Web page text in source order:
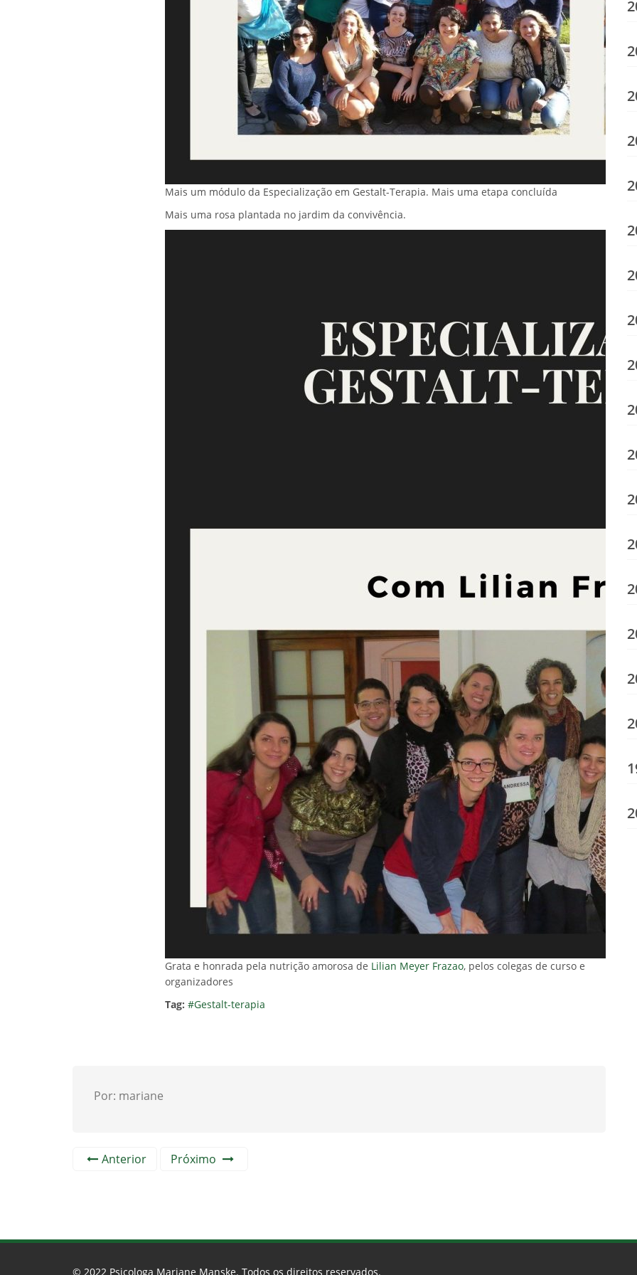
Mais um módulo da Especialização em Gestalt-Terapia. Mais uma etapa concluída
Mais uma rosa plantada no jardim da convivência.
Grata e honrada pela nutrição amorosa de Lilian Meyer Frazao, pelos colegas de curso e
organizadores
Tag: #Gestalt-terapia
Por: mariane
Anterior Próximo
© 2022 Psicologa Mariane Manske. Todos os direitos reservados.